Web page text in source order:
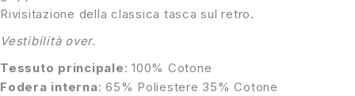
Rivisitazione della classica tasca sul retro.
Vestibilità over.
Tessuto principale: 100% Cotone
Fodera interna: 65% Poliestere 35% Cotone